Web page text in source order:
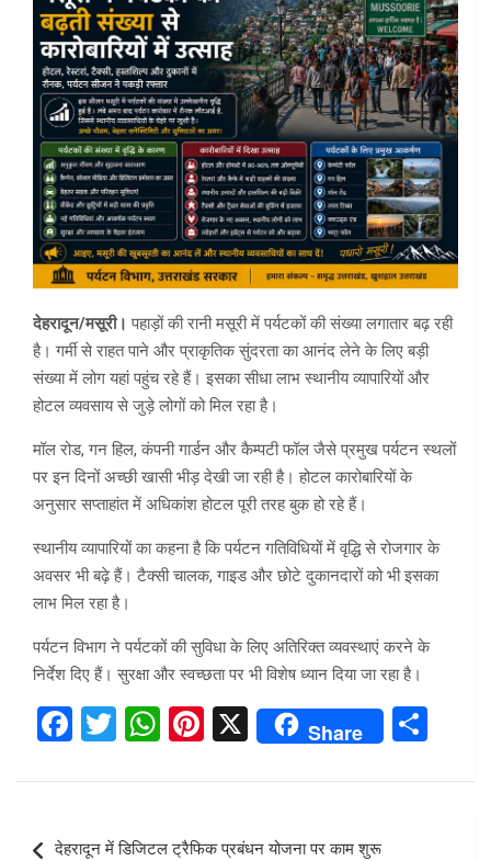
देहरादून/मसूरी। पहाड़ों की रानी मसूरी में पर्यटकों की संख्या लगातार बढ़ रही
है। गर्मी से राहत पाने और प्राकृतिक सुंदरता का आनंद लेने के लिए बड़ी
संख्या में लोग यहां पहुंच रहे हैं। इसका सीधा लाभ स्थानीय व्यापारियों और
होटल व्यवसाय से जुड़े लोगों को मिल रहा है।
मॉल रोड, गन हिल, कंपनी गार्डन और कैम्पटी फॉल जैसे प्रमुख पर्यटन स्थलों
पर इन दिनों अच्छी खासी भीड़ देखी जा रही है। होटल कारोबारियों के
अनुसार सप्ताहांत में अधिकांश होटल पूरी तरह बुक हो रहे हैं।
स्थानीय व्यापारियों का कहना है कि पर्यटन गतिविधियों में वृद्धि से रोजगार के
अवसर भी बढ़े हैं। टैक्सी चालक, गाइड और छोटे दुकानदारों को भी इसका
लाभ मिल रहा है।
पर्यटन विभाग ने पर्यटकों की सुविधा के लिए अतिरिक्त व्यवस्थाएं करने के
निर्देश दिए हैं। सुरक्षा और स्वच्छता पर भी विशेष ध्यान दिया जा रहा है।
F
ce
T
tt
er
W
at
Pi
er
X Share
ar
देहरादून में डिजिटल ट्रैफिक प्रबंधन योजना पर काम शुरू